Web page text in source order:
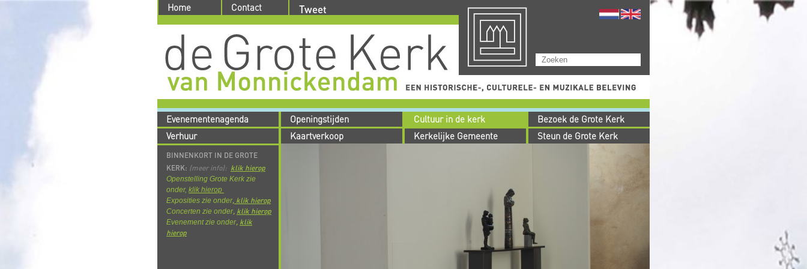
Home Contact Tweet
Evenementenagenda Openingstijden Cultuur in de kerk
Bezoek de Grote Kerk
Verhuur
Kaartverkoop Kerkelijke Gemeente Steun de Grote Kerk
BINNENKORT IN DE GROTE
KERK: (meer info): klik hierop
Openstelling Grote Kerk zie
onder, klik hierop
Exposities zie onder, klik hierop
Concerten zie onder, klik hierop
Evenement zie onder, klik
hierop